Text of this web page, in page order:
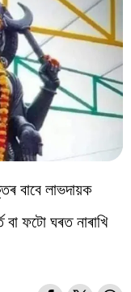
বাবে লাভদায়ক
বা ফটো ঘৰত নাৰাখি